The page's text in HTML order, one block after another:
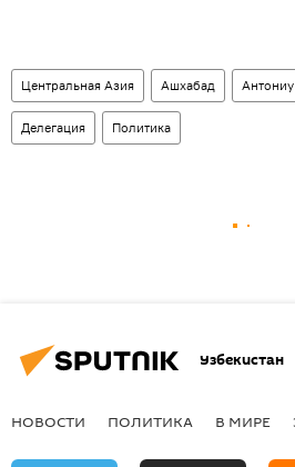
Центральная Азия Ашхабад
Делегация Политика
Узбекистан
НОВОСТИ ПОЛИТИКА В МИРЕ